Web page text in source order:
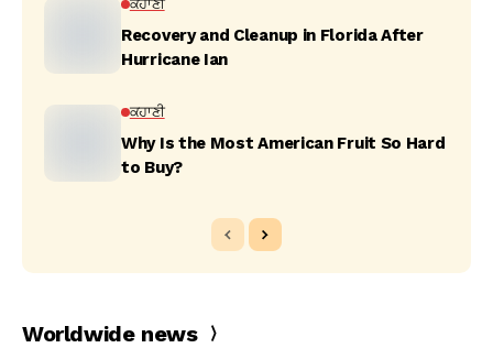
ਕਹਾਣੀ
Recovery and Cleanup in Florida After
Hurricane Ian
ਕਹਾਣੀ
Why Is the Most American Fruit So Hard
to Buy?
Worldwide news